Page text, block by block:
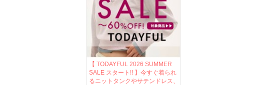
【 TODAYFUL 2026 SUMMER
SALE スタート!! 】今すぐ着られ
るニットタンクやサテンドレス、